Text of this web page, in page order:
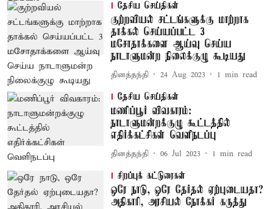
தேசிய செய்திகள்
குற்றவியல் சட்டங்களுக்கு மாற்றாக
தாக்கல் செய்யப்பட்ட 3
மசோதாக்களை ஆய்வு செய்ய
நாடாளுமன்ற நிலைக்குழு கூடியது
தினத்தந்தி 24 Aug 2023 1 min read
தேசிய செய்திகள்
மணிப்பூர் விவகாரம்:
நாடாளுமன்றக்குழு கூட்டத்தில்
எதிர்க்கட்சிகள் வெளிநடப்பு
தினத்தந்தி 06 Jul 2023 1 min read
சிறப்புக் கட்டுரைகள்
ஒரே நாடு, ஒரே தேர்தல் ஏற்புடையதா?
அதிகாரி, அரசியல் நோக்கர் கருத்து